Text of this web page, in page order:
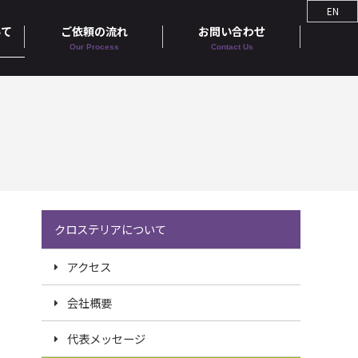
ご依頼の流れ
Our Process
お問い合わせ
Contact Us
EN
クロステリアについて
アクセス
会社概要
代表メッセージ